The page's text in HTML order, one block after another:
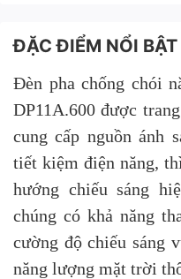
ĐẶC ĐIỂM NỔI BẬT
Đèn pha chống chói
DP11A.600 được
cung cấp nguồn ánh
tiết kiệm điện năng,
hướng chiếu sáng
chúng có khả năng
cường độ chiếu sáng
năng lượng mặt trời